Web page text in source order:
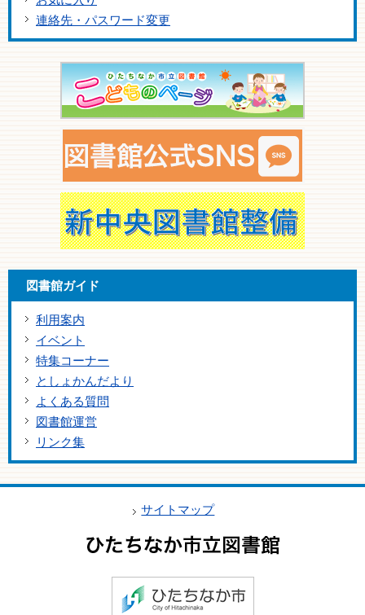
連絡先・パスワード変更
図書館ガイド
利用案内
イベント
特集コーナー
としょかんだより
よくある質問
図書館運営
リンク集
サイトマップ